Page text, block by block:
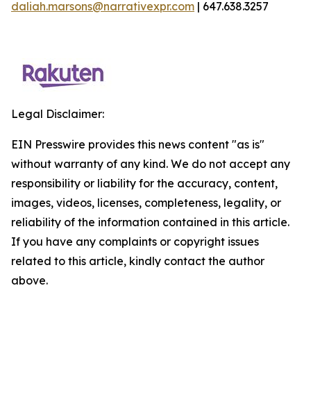
daliah.marsons@narrativexpr.com | 647.638.3257
Legal Disclaimer:
EIN Presswire provides this news content "as is"
without warranty of any kind. We do not accept any
responsibility or liability for the accuracy, content,
images, videos, licenses, completeness, legality, or
reliability of the information contained in this article.
If you have any complaints or copyright issues
related to this article, kindly contact the author
above.